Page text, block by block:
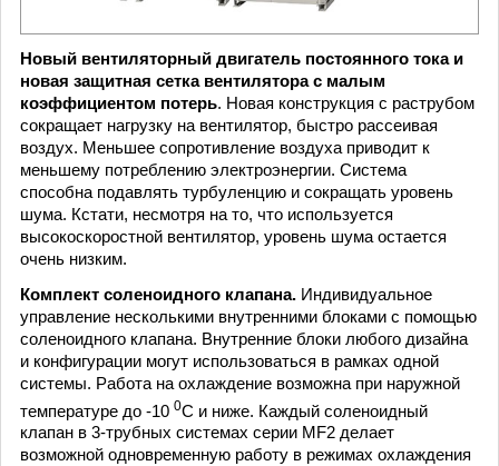
Новый вентиляторный двигатель постоянного тока и
новая защитная сетка вентилятора с малым
коэффициентом потерь. Новая конструкция с раструбом
сокращает нагрузку на вентилятор, быстро рассеивая
воздух. Меньшее сопротивление воздуха приводит к
меньшему потреблению электроэнергии. Система
способна подавлять турбуленцию и сокращать уровень
шума. Кстати, несмотря на то, что используется
высокоскоростной вентилятор, уровень шума остается
очень низким.
Комплект соленоидного клапана. Индивидуальное
управление несколькими внутренними блоками с помощью
соленоидного клапана. Внутренние блоки любого дизайна
и конфигурации могут использоваться в рамках одной
системы. Работа на охлаждение возможна при наружной
температуре до -10 0C и ниже. Каждый соленоидный
клапан в 3-трубных системах серии MF2 делает
возможной одновременную работу в режимах охлаждения